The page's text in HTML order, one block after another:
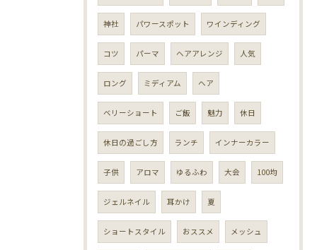
神社 パワースポット ワインディング
コツ パーマ ヘアアレンジ 人気
ロング ミディアム ヘア
ベリーショート ご飯 魅力 休日
休日の過ごし方 ランチ インナーカラー
子供 アロマ ゆるふわ 大会 100均
ジェルネイル 耳かけ 夏
ショートスタイル おススメ メッシュ